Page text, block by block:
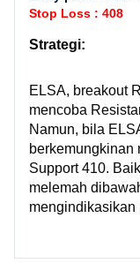
Stop Loss : 408
Strategi:
ELSA, breakout
mencoba
Namun, bila
berkemungkinan
Support 410.
melemah
mengindikasikan